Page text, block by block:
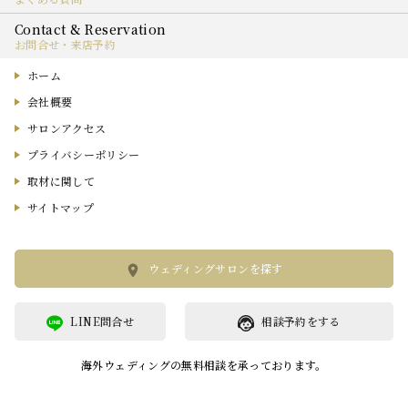
お問合せ・来店予約
ホーム
会社概要
サロンアクセス
プライバシーポリシー
取材に関して
サイトマップ
ウェディングサロンを探す
相談予約をする
LINE問合せ
海外ウェディングの無料相談を承っております。